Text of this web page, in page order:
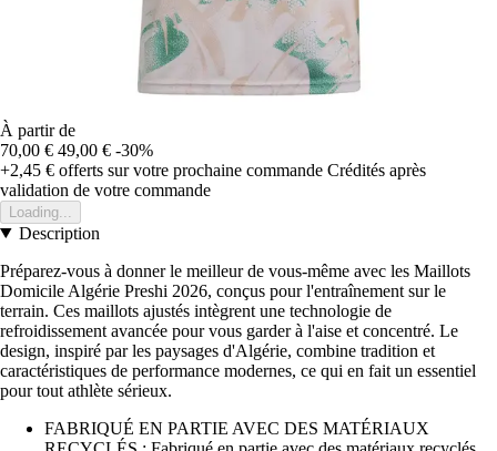
À partir de
70,00 € 49,00 € -30%
+2,45 € offerts sur votre prochaine commande Crédités après
validation de votre commande
Loading...
Description
Préparez-vous à donner le meilleur de vous-même avec les Maillots
Domicile Algérie Preshi 2026, conçus pour l'entraînement sur le
terrain. Ces maillots ajustés intègrent une technologie de
refroidissement avancée pour vous garder à l'aise et concentré. Le
design, inspiré par les paysages d'Algérie, combine tradition et
caractéristiques de performance modernes, ce qui en fait un essentiel
pour tout athlète sérieux.
FABRIQUÉ EN PARTIE AVEC DES MATÉRIAUX